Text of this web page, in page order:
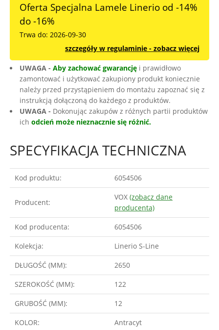
Oferta Specjalna Lamele Linerio od -14%
do -16%
Trwa do: 2026-09-30
szczegóły w regulaminie - zobacz więcej
UWAGA - Aby zachować gwarancję i prawidłowo
zamontować i użytkować zakupiony produkt koniecznie
należy przed przystąpieniem do montażu zapoznać się z
instrukcją dołączoną do każdego z produktów.
UWAGA - Dokonując zakupów z różnych partii produktów
ich odcień może nieznacznie się różnić.
SPECYFIKACJA TECHNICZNA
Kod produktu: 6054506
Producent:
VOX (zobacz dane
producenta)
Kod producenta: 6054506
Kolekcja: Linerio S-Line
DŁUGOŚĆ (MM): 2650
SZEROKOŚĆ (MM): 122
GRUBOŚĆ (MM): 12
KOLOR: Antracyt